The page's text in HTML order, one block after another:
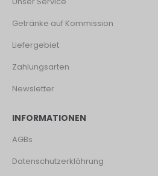
Getränke auf Kommission
Liefergebiet
Zahlungsarten
Newsletter
INFORMATIONEN
AGBs
Datenschutzerklährung